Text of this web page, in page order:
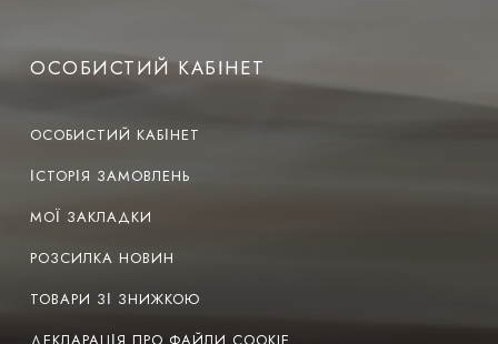
ОСОБИСТИЙ КАБІНЕТ
ОСОБИСТИЙ КАБІНЕТ
ІСТОРІЯ ЗАМОВЛЕНЬ
МОЇ ЗАКЛАДКИ
РОЗСИЛКА НОВИН
ТОВАРИ ЗІ ЗНИЖКОЮ